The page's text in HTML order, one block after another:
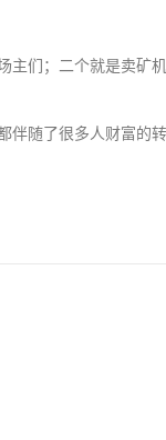
们；二个就是卖矿
随了很多人财富的